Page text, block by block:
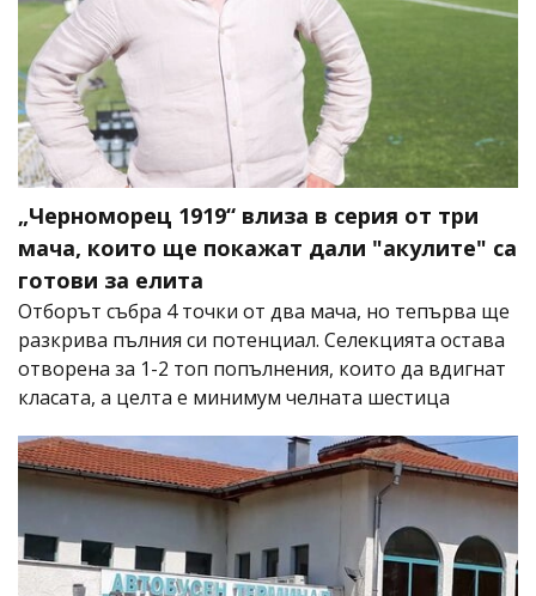
„Черноморец 1919“ влиза в серия от три
мача, които ще покажат дали "акулите" са
готови за елита
Отборът събра 4 точки от два мача, но тепърва ще
разкрива пълния си потенциал. Селекцията остава
отворена за 1-2 топ попълнения, които да вдигнат
класата, а целта е минимум челната шестица